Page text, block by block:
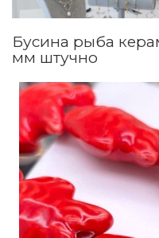
Бусина рыба
мм штучно